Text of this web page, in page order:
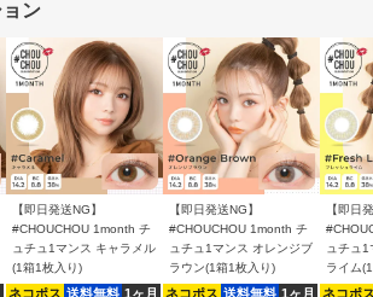
【即日発送NG】
#CHOUCHOU 1month チ
ュチュ1マンス キャラメル
(1箱1枚入り)
ネコポス 送料無料 1ヶ月
【即日発送NG】
#CHOUCHOU 1month チ
ュチュ1マンス オレンジブ
ラウン(1箱1枚入り)
ネコポス 送料無料 1ヶ月
【即日
ュチュ
ライム
ネコポ